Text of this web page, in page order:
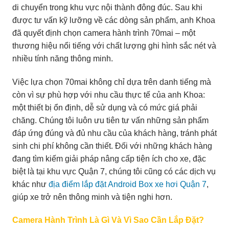
di chuyển trong khu vực nội thành đông đúc. Sau khi
được tư vấn kỹ lưỡng về các dòng sản phẩm, anh Khoa
đã quyết định chọn camera hành trình 70mai – một
thương hiệu nổi tiếng với chất lượng ghi hình sắc nét và
nhiều tính năng thông minh.
Việc lựa chọn 70mai không chỉ dựa trên danh tiếng mà
còn vì sự phù hợp với nhu cầu thực tế của anh Khoa:
một thiết bị ổn định, dễ sử dụng và có mức giá phải
chăng. Chúng tôi luôn ưu tiên tư vấn những sản phẩm
đáp ứng đúng và đủ nhu cầu của khách hàng, tránh phát
sinh chi phí không cần thiết. Đối với những khách hàng
đang tìm kiếm giải pháp nâng cấp tiện ích cho xe, đặc
biệt là tại khu vực Quận 7, chúng tôi cũng có các dịch vụ
khác như địa điểm lắp đặt Android Box xe hơi Quận 7,
giúp xe trở nên thông minh và tiện nghi hơn.
Camera Hành Trình Là Gì Và Vì Sao Cần Lắp Đặt?